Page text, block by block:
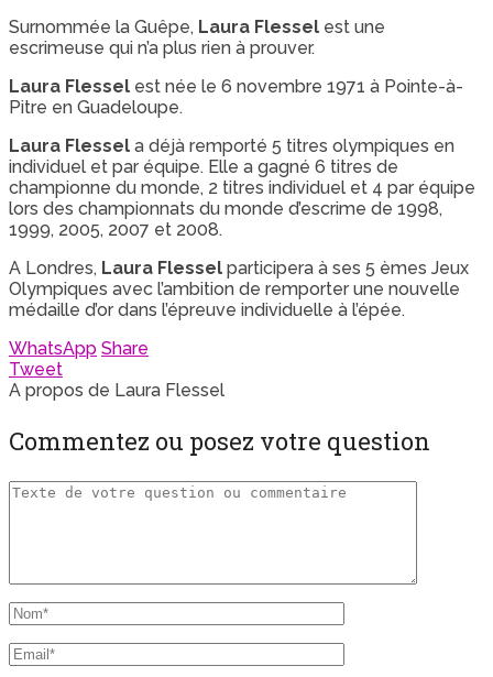
Surnommée la Guêpe, Laura Flessel est une
escrimeuse qui n’a plus rien à prouver.
Laura Flessel est née le 6 novembre 1971 à Pointe-à-
Pitre en Guadeloupe.
Laura Flessel a déjà remporté 5 titres olympiques en
individuel et par équipe. Elle a gagné 6 titres de
championne du monde, 2 titres individuel et 4 par équipe
lors des championnats du monde d’escrime de 1998,
1999, 2005, 2007 et 2008.
A Londres, Laura Flessel participera à ses 5 èmes Jeux
Olympiques avec l’ambition de remporter une nouvelle
médaille d’or dans l’épreuve individuelle à l’épée.
WhatsApp Share
Tweet
A propos de Laura Flessel
Commentez ou posez votre question